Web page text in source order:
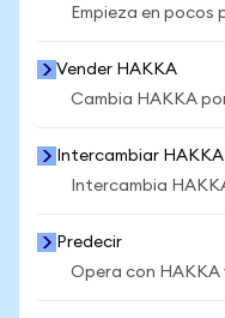
Empieza en pocos
Vender HAKKA
Cambia HAKKA
Intercambiar HAKKA
Intercambia
Predecir
Opera con